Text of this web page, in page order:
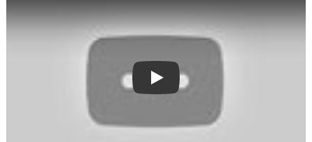
Play video